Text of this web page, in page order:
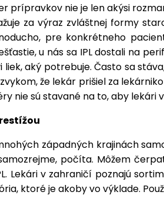
prípravkov nie je len akýsi
za výraz zvláštnej formy
pre konkrétneho
u nás sa IPL dostali na
aký potrebuje. Často sa
že lekár prišiel za
nie sú stavané na to, aby
západných krajinách
počíta. Môžem
Lekári v zahraničí poznajú
ktoré je akoby vo výklade.